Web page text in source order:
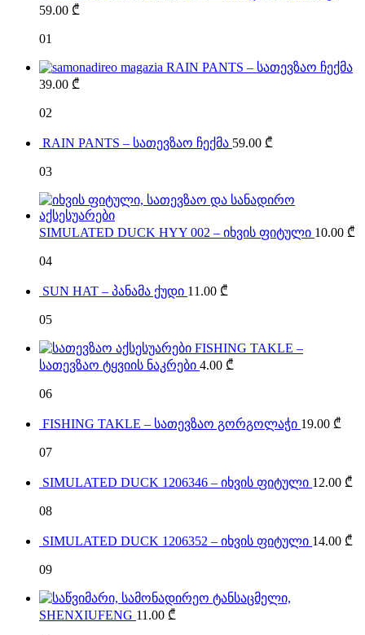
59.00 ₾
01
RAIN PANTS – სათევზაო ჩექმა
39.00 ₾
02
RAIN PANTS – სათევზაო ჩექმა 59.00 ₾
03
SIMULATED DUCK HYY 002 – იხვის ფიტული 10.00 ₾
04
SUN HAT – პანამა ქუდი 11.00 ₾
05
FISHING TAKLE –
სათევზაო ტყვიის ნაკრები 4.00 ₾
06
FISHING TAKLE – სათევზაო გორგოლაჭი 19.00 ₾
07
SIMULATED DUCK 1206346 – იხვის ფიტული 12.00 ₾
08
SIMULATED DUCK 1206352 – იხვის ფიტული 14.00 ₾
09
SHENXIUFENG 11.00 ₾